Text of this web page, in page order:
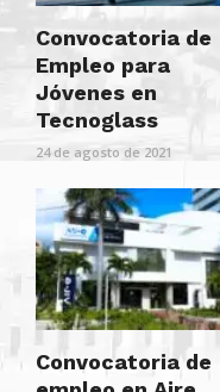
Convocatoria de
Empleo para
Jóvenes en
Tecnoglass
24 de agosto de 2021
Convocatoria de